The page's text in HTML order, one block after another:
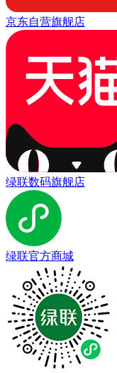
京东自营旗舰店
绿联数码旗舰店
绿联官方商城